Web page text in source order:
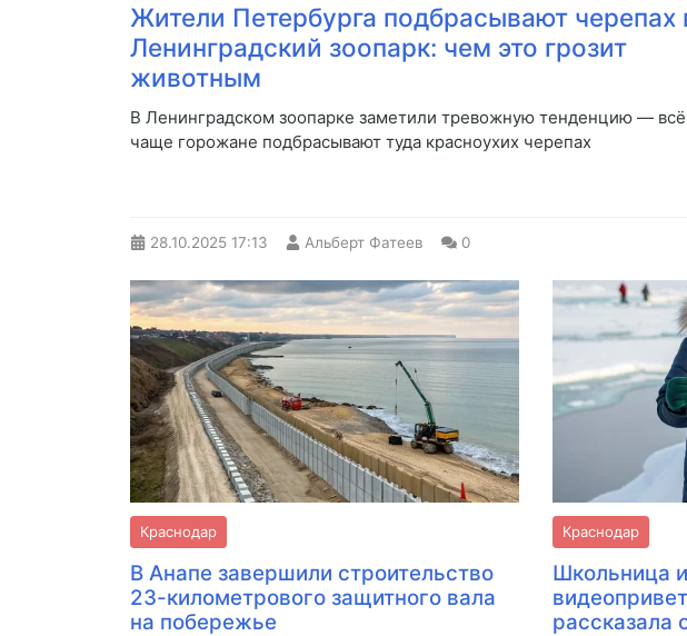
Жители Петербурга подбрасывают черепах
Ленинградский зоопарк: чем это грозит
животным
В Ленинградском зоопарке заметили тревожную тенденцию — всё
чаще горожане подбрасывают туда красноухих черепах
28.10.2025 17:13 Альберт Фатеев 0
Краснодар
В Анапе завершили строительство
23-километрового защитного вала
на побережье
Краснодар
Школьница
рассказала